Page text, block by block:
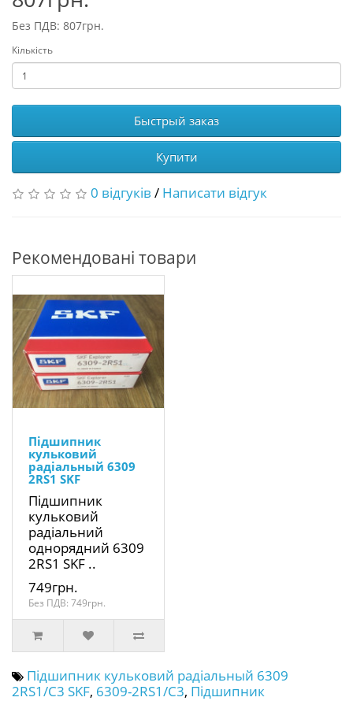
Без ПДВ: 807грн.
Кількість
Быстрый заказ
Купити
0 відгуків / Написати відгук
Рекомендовані товари
Підшипник
кульковий
радіальный 6309
2RS1 SKF
Підшипник
кульковий
радіальний
однорядний 6309
2RS1 SKF ..
749грн.
Без ПДВ: 749грн.
Підшипник кульковий радіальный 6309
2RS1/C3 SKF, 6309-2RS1/C3, Підшипник